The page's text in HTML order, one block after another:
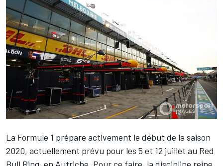
La Formule 1 prépare activement le début de la saison
2020, actuellement prévu pour les 5 et 12 juillet au Red